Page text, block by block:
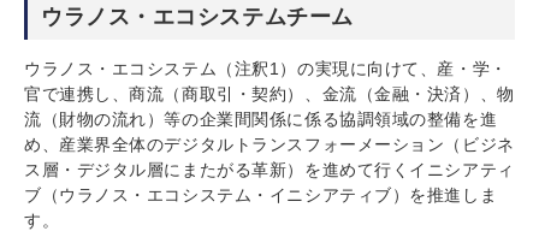
ウラノス・エコシステムチーム
ウラノス・エコシステム（注釈1）の実現に向けて、産・学・
官で連携し、商流（商取引・契約）、金流（金融・決済）、物
流（財物の流れ）等の企業間関係に係る協調領域の整備を進
め、産業界全体のデジタルトランスフォーメーション（ビジネ
ス層・デジタル層にまたがる革新）を進めて行くイニシアティ
ブ（ウラノス・エコシステム・イニシアティブ）を推進しま
す。